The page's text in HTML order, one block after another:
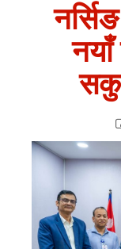
नयाँ